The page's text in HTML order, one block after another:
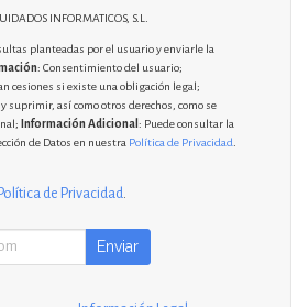
INFORMATICOS, S.L.
planteadas por el usuario y enviarle la
: Consentimiento del usuario;
cesiones si existe una obligación legal;
suprimir, así como otros derechos, como se
Información Adicional : Puede consultar la
de Datos en nuestra Política de Privacidad.
Política de Privacidad.
Enviar